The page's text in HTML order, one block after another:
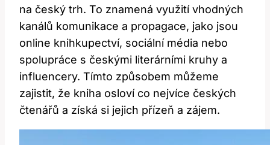
na český trh. To znamená využití vhodných
kanálů komunikace a propagace, jako jsou
online knihkupectví, sociální média nebo
spolupráce s českými literárními kruhy a
influencery. Tímto způsobem můžeme
zajistit, že kniha osloví co nejvíce českých
čtenářů a získá si jejich přízeň a zájem.